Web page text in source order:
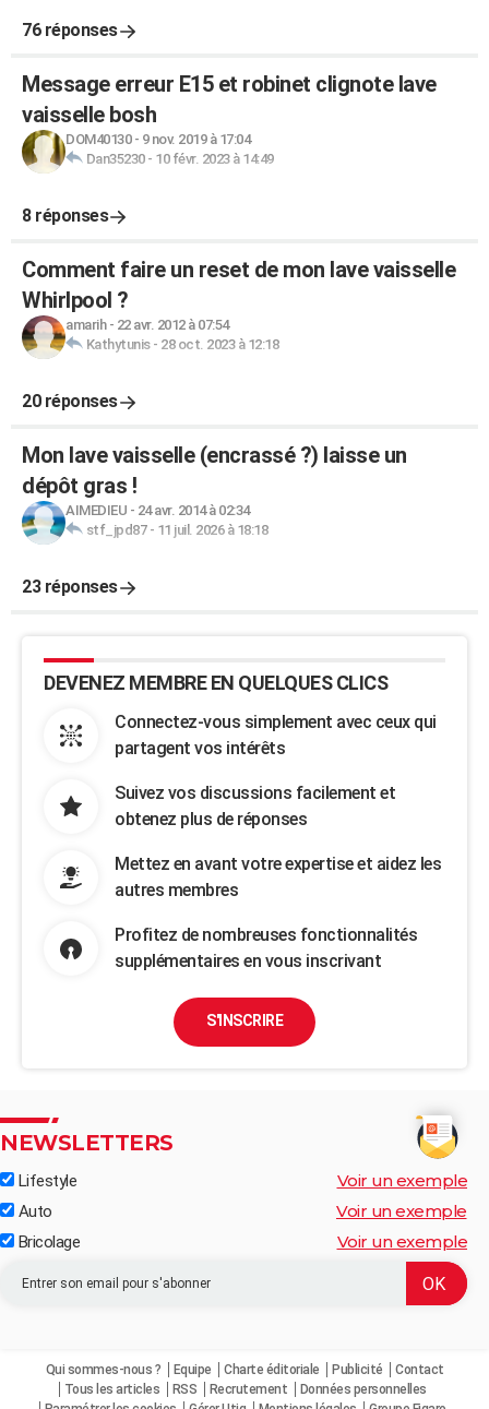
76 réponses
Message erreur E15 et robinet clignote lave
vaisselle bosh
DOM40130- 9 nov. 2019 à 17:04
Dan35230- 10 févr. 2023 à 14:49
8 réponses
Comment faire un reset de mon lave vaisselle
Whirlpool ?
amarih- 22 avr. 2012 à 07:54
Kathytunis- 28 oct. 2023 à 12:18
20 réponses
Mon lave vaisselle (encrassé ?) laisse un
dépôt gras !
AIMEDIEU - 24 avr. 2014 à 02:34
stf_jpd87- 11 juil. 2026 à 18:18
23 réponses
DEVENEZ MEMBRE EN QUELQUES CLICS
Connectez-vous simplement avec ceux qui
partagent vos intérêts
Suivez vos discussions facilement et
obtenez plus de réponses
Mettez en avant votre expertise et aidez les
autres membres
Profitez de nombreuses fonctionnalités
supplémentaires en vous inscrivant
S'INSCRIRE
NEWSLETTERS
Lifestyle Voir un exemple
Auto Voir un exemple
Bricolage Voir un exemple
Qui sommes-nous ? Equipe Charte éditoriale Publicité
Contact
Tous les articles
RSS Recrutement
Données personnelles